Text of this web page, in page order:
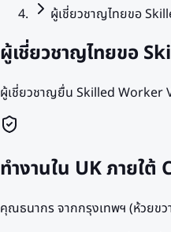
ผู้เชี่ยวชาญไทยขอ
ผู้เชี่ยวชาญไทยขอ
ผู้เชี่ยวชาญยื่น Skilled Worker
ทำงานใน UK ภายใต้
คุณธนากร จากกรุงเทพฯ (ห้วยขว